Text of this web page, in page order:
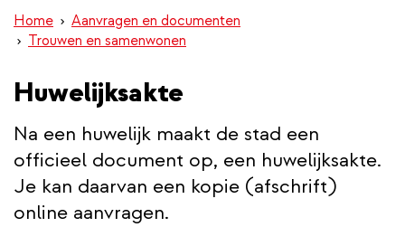
inhoud
gaan
Home
Aanvragen en documenten
Trouwen en samenwonen
Huwelijksakte
Na een huwelijk maakt de stad een
officieel document op, een huwelijksakte.
Je kan daarvan een kopie (afschrift)
online aanvragen.